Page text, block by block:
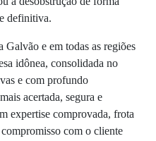
definitiva.
Galvão e em todas as regiões
idônea, consolidada no
e com profundo
acertada, segura e
expertise comprovada, frota
com o cliente